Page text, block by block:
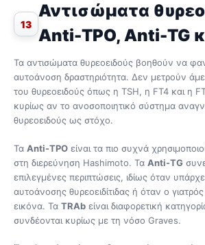
13
Αντισώματα
Anti-TPO, Anti-TG
Τα αντισώματα θυρεοειδούς βοηθούν να
αυτοάνοση δραστηριότητα. Δεν μετρούν
του θυρεοειδούς όπως η TSH, η FT4 και η
κυρίως αν το ανοσοποιητικό σύστημα
θυρεοειδούς ως στόχο.
Τα Anti-TPO είναι τα πιο συχνά
στη διερεύνηση Hashimoto. Τα Anti-TG
επιλεγμένες περιπτώσεις, ιδίως όταν
αυτοάνοσης θυρεοειδίτιδας ή όταν ο
εικόνα. Τα TRAb είναι διαφορετική
συνδέονται κυρίως με τη νόσο Graves.